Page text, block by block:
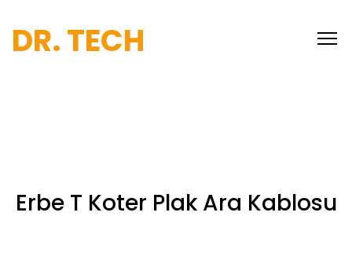
DR. TECH
Erbe T Koter Plak Ara Kablosu